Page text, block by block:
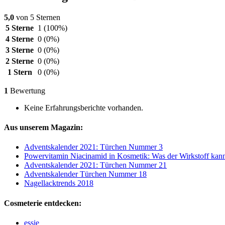
5,0 von 5 Sternen
5 Sterne 1 (100%)
4 Sterne 0 (0%)
3 Sterne 0 (0%)
2 Sterne 0 (0%)
1 Stern
0 (0%)
1 Bewertung
Keine Erfahrungsberichte vorhanden.
Aus unserem Magazin:
Adventskalender 2021: Türchen Nummer 3
Powervitamin Niacinamid in Kosmetik: Was der Wirkstoff
Adventskalender 2021: Türchen Nummer 21
Adventskalender Türchen Nummer 18
Nagellacktrends 2018
Cosmeterie entdecken:
essie